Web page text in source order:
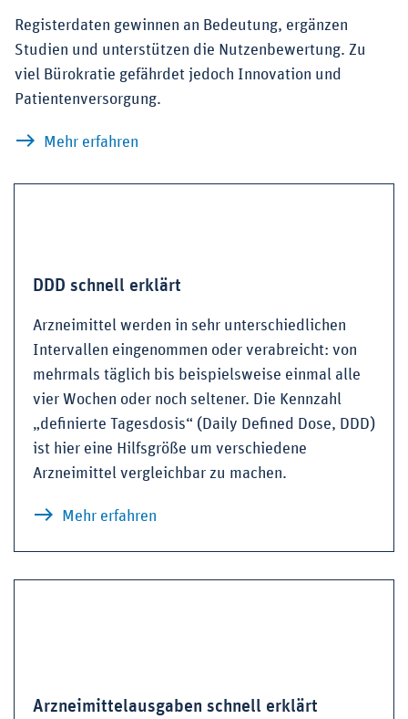
Registerdaten gewinnen an Bedeutung, ergänzen
Studien und unterstützen die Nutzenbewertung. Zu
viel Bürokratie gefährdet jedoch Innovation und
Patientenversorgung.
Mehr erfahren
DDD schnell erklärt
Arzneimittel werden in sehr unterschiedlichen
Intervallen eingenommen oder verabreicht: von
mehrmals täglich bis beispielsweise einmal alle
vier Wochen oder noch seltener. Die Kennzahl
„definierte Tagesdosis“ (Daily Defined Dose, DDD)
ist hier eine Hilfsgröße um verschiedene
Arzneimittel vergleichbar zu machen.
Mehr erfahren
Arzneimittelausgaben schnell erklärt